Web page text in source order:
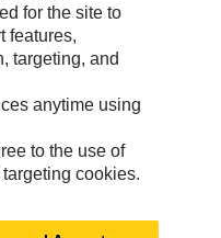
خريطة الموقع
Cookie Settings
SA-Arabic© 2026 Caterpillar. كل الحقوق محفوظة
for the site to
features,
targeting, and
anytime using
to the use of
cookies.